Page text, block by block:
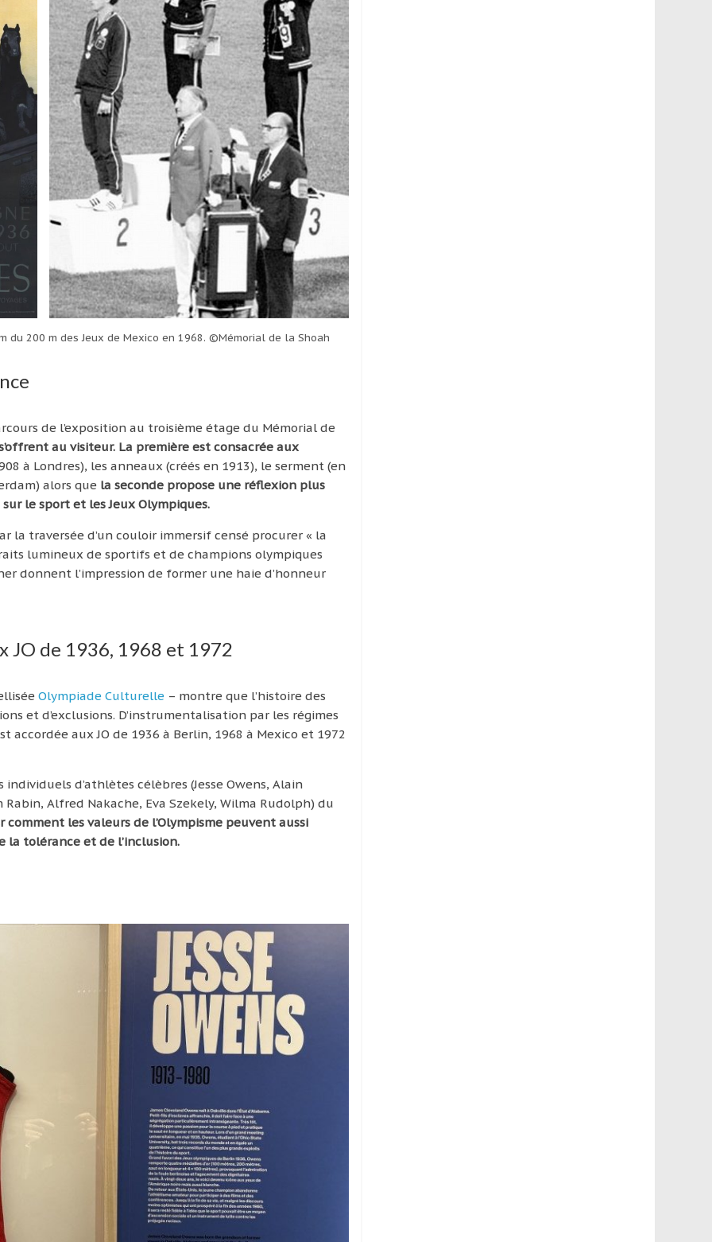
du 200 m des Jeux de Mexico en 1968. ©Mémorial de la Shoah
de l’exposition au troisième étage du Mémorial de
au visiteur. La première est consacrée aux
à Londres), les anneaux (créés en 1913), le serment (en
alors que la seconde propose une réflexion plus
le sport et les Jeux Olympiques.
la traversée d’un couloir immersif censé procurer « la
lumineux de sportifs et de champions olympiques
donnent l’impression de former une haie d’honneur
JO de 1936, 1968 et 1972
Olympiade Culturelle – montre que l’histoire des
et d’exclusions. D’instrumentalisation par les régimes
aux JO de 1936 à Berlin, 1968 à Mexico et 1972
d’athlètes célèbres (Jesse Owens, Alain
Rabin, Alfred Nakache, Eva Szekely, Wilma Rudolph) du
comment les valeurs de l’Olympisme peuvent aussi
tolérance et de l’inclusion.